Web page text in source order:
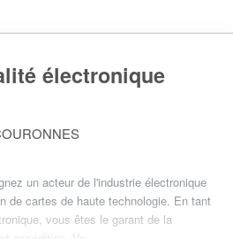
électronique
un acteur de l'industrie électronique
de cartes de haute technologie. En tant
vous êtes le garant de la